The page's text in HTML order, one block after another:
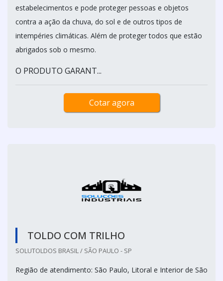
estabelecimentos e pode proteger pessoas e objetos
contra a ação da chuva, do sol e de outros tipos de
intempéries climáticas. Além de proteger todos que estão
abrigados sob o mesmo.
O PRODUTO GARANT...
Cotar agora
TOLDO COM TRILHO
SOLUTOLDOS BRASIL / SÃO PAULO - SP
Região de atendimento: São Paulo, Litoral e Interior de São